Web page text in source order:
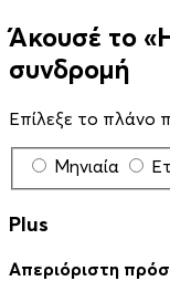
Άκουσέ το
συνδρομή
Επίλεξε το πλάνο
Μηνιαία
Plus
Απεριόριστη